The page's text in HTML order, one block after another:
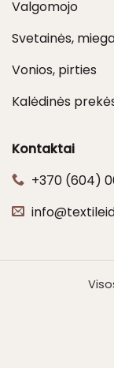
Valgomojo
Svetainės,
Vonios, pirties
Kalėdinės
Kontaktai
+370 (604)